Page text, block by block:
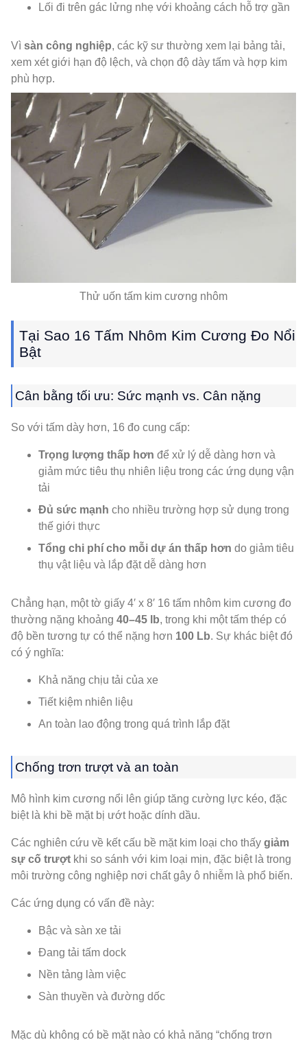
Lối đi trên gác lửng nhẹ với khoảng cách hỗ trợ gần
Vì sàn công nghiệp, các kỹ sư thường xem lại bảng tải,
xem xét giới hạn độ lệch, và chọn độ dày tấm và hợp kim
phù hợp.
Thử uốn tấm kim cương nhôm
Tại Sao 16 Tấm Nhôm Kim Cương Đo Nổi
Bật
Cân bằng tối ưu: Sức mạnh vs. Cân nặng
So với tấm dày hơn, 16 đo cung cấp:
Trọng lượng thấp hơn để xử lý dễ dàng hơn và
giảm mức tiêu thụ nhiên liệu trong các ứng dụng vận
tải
Đủ sức mạnh cho nhiều trường hợp sử dụng trong
thế giới thực
Tổng chi phí cho mỗi dự án thấp hơn do giảm tiêu
thụ vật liệu và lắp đặt dễ dàng hơn
Chẳng hạn, một tờ giấy 4′ x 8′ 16 tấm nhôm kim cương đo
thường nặng khoảng 40–45 lb, trong khi một tấm thép có
độ bền tương tự có thể nặng hơn 100 Lb. Sự khác biệt đó
có ý nghĩa:
Khả năng chịu tải của xe
Tiết kiệm nhiên liệu
An toàn lao động trong quá trình lắp đặt
Chống trơn trượt và an toàn
Mô hình kim cương nổi lên giúp tăng cường lực kéo, đặc
biệt là khi bề mặt bị ướt hoặc dính dầu.
Các nghiên cứu về kết cấu bề mặt kim loại cho thấy giảm
sự cố trượt khi so sánh với kim loại mịn, đặc biệt là trong
môi trường công nghiệp nơi chất gây ô nhiễm là phổ biến.
Các ứng dụng có vấn đề này:
Bậc và sàn xe tải
Đang tải tấm dock
Nền tảng làm việc
Sàn thuyền và đường dốc
Mặc dù không có bề mặt nào có khả năng “chống trơn